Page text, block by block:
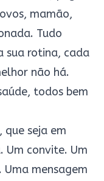
mamão,
Tudo
sua rotina, cada
não há.
todos bem
que seja em
Um convite. Um
mensagem